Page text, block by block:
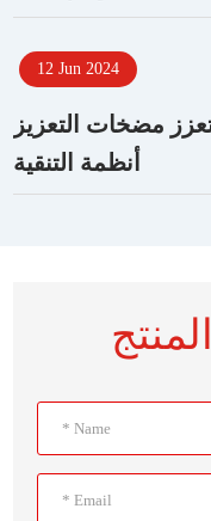
12 Jun 2024
مضخات التعزيز
أنظمة التنقية